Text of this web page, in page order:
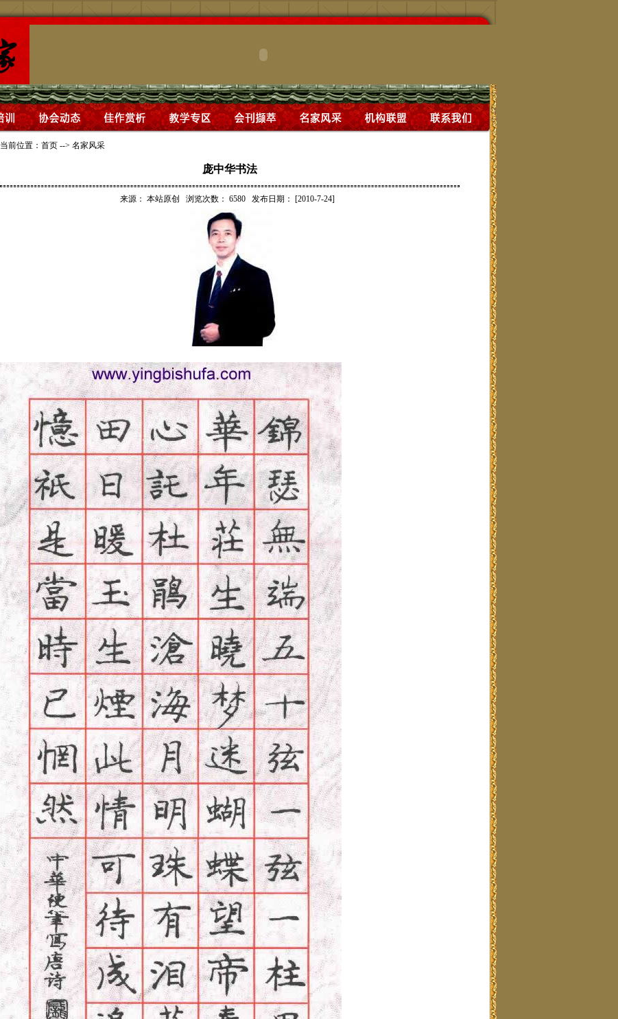
当前位置： 首页 --> 名家风采
庞中华书法
来源： 本站原创 浏览次数： 6580 发布日期： [2010-7-24]